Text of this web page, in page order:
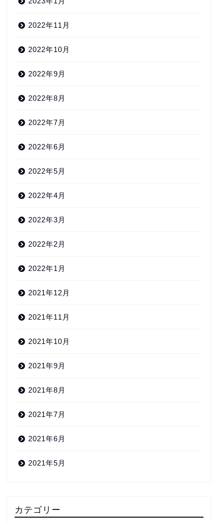
2022年11月
2022年10月
2022年9月
2022年8月
2022年7月
2022年6月
2022年5月
2022年4月
2022年3月
2022年2月
2022年1月
2021年12月
2021年11月
2021年10月
2021年9月
2021年8月
2021年7月
2021年6月
2021年5月
カテゴリー